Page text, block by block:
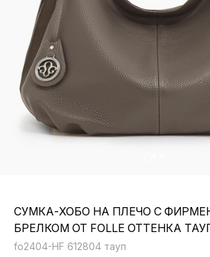
СУМКА-ХОБО НА ПЛЕЧО С
БРЕЛКОМ ОТ FOLLE ОТТЕНКА
fo2404-HF 612804 тауп